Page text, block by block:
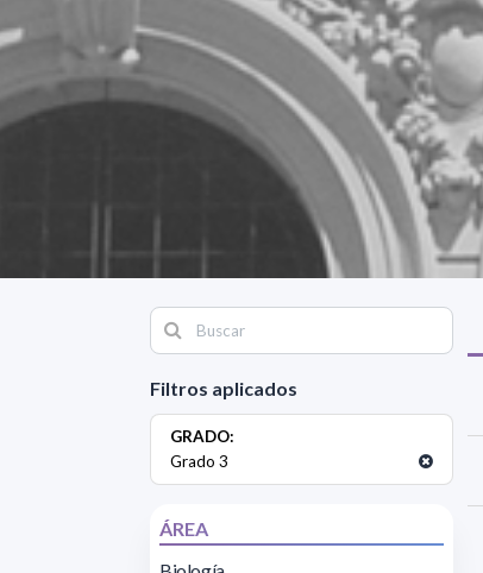
Filtros aplicados
GRADO:
Grado 3
ÁREA